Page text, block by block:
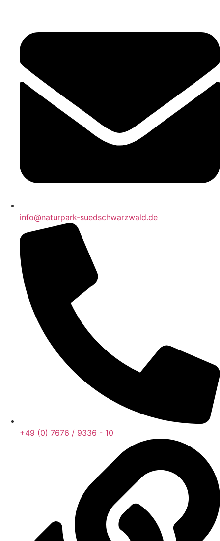
info@naturpark-suedschwarzwald.de
+49 (0) 7676 / 9336 - 10